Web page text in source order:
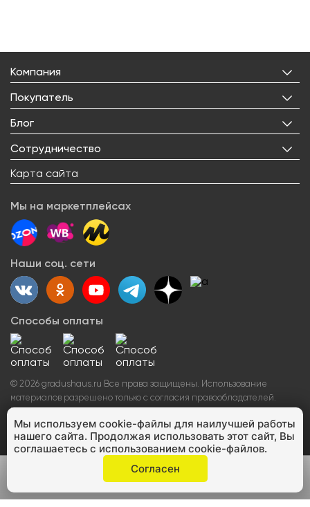
Компания
О нас
Лицензии
Реквизиты
Правовая информация
Контакты
Покупатель
Личный кабинет
Избранное
Доставка
Возврат товара
Сервисный центр
Как заказать
Вопрос-ответ
Блог
Все статьи
О товарах
Сотрудничество
Оптовым покупателям
Арендодателям
Блогерам
Карта сайта
Мы на маркетплейсах
Наши соц. сети
Способы оплаты
© 2026 gradushaus.ru Все права защищены. Использование
материалов разрешено только с согласия правообладателей.
Полное или частичное копирование сайта запрещено и
преследуется по закону. ИНН 432500888349 ОГРНИП
314744919000039
Мы используем cookie-файлы для наилучшей работы
нашего сайта. Продолжая использовать этот сайт, Вы
соглашаетесь с использованием cookie-файлов.
Согласен